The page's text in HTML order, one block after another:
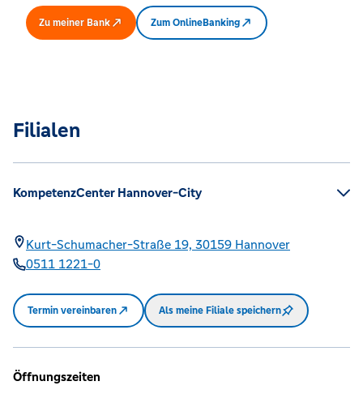
Zu meiner Bank Zum OnlineBanking
Filialen
KompetenzCenter Hannover-City
Kurt-Schumacher-Straße 19, 30159 Hannover
0511 1221-0
Termin vereinbaren Als meine Filiale speichern
Öffnungszeiten